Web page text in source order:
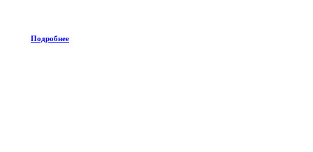
Подробнее